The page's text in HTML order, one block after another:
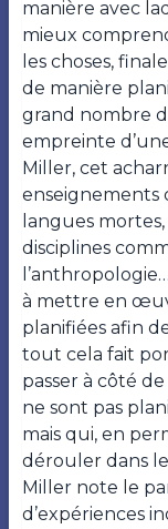
manière avec
mieux
les choses,
de manière
grand nombre
empreinte
Miller, cet
enseignements
langues
disciplines
à mettre en
planifiées afin
tout cela fait
passer à côté
ne sont pas
mais qui, en
dérouler dans
Miller note le
d’expériences